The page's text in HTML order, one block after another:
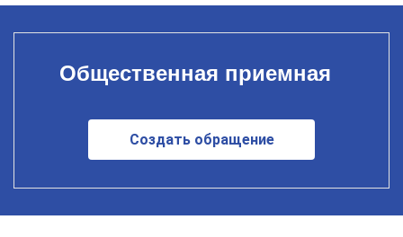
Общественная приемная
Создать обращение